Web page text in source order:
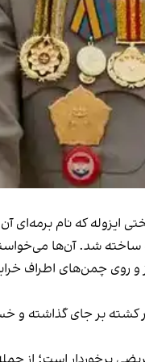
ایزوله که نام
روی چمن‌های اطراف
کشته بر جای گذاشته و